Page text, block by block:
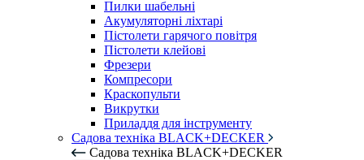
Пилки шабельні
Акумуляторні ліхтарі
Пістолети гарячого повітря
Пістолети клейові
Фрезери
Компресори
Краскопульти
Викрутки
Приладдя для інструменту
Садова техніка BLACK+DECKER
Садова техніка BLACK+DECKER